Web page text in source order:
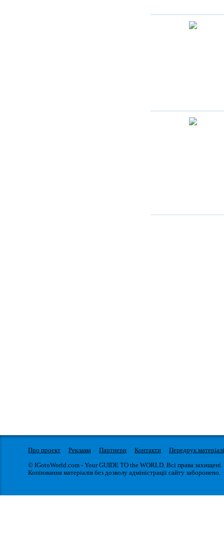
Про проект Реклама Партнери Контакти
Передрук
© IGotoWorld.com - Your GUIDE TO the WORLD. Всі права захищені.
Копіювання матеріалів без дозволу адміністрації сайту заборонено.